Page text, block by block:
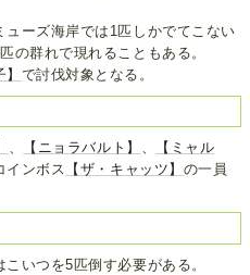
ーズ海岸では1匹しかでてこない
の群れで現れることもある。
で討伐対象となる。
、 【ニョラバルト】 、
【ミャル
インボス 【ザ・キャッツ】 の一員
こいつを5匹倒す必要がある。